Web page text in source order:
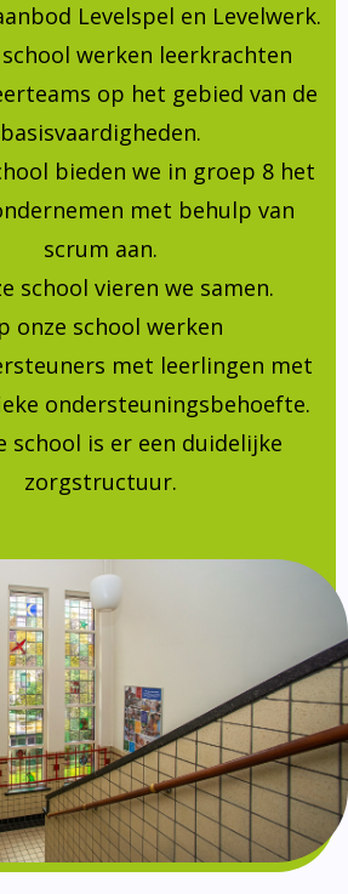
Levelspel en Levelwerk.
werken leerkrachten
op het gebied van de
basisvaardigheden.
bieden we in groep 8 het
met behulp van
scrum aan.
school vieren we samen.
onze school werken
met leerlingen met
ondersteuningsbehoefte.
school is er een duidelijke
zorgstructuur.